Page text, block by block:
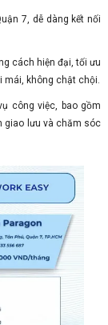
7, dễ dàng kết nối
cách hiện đại, tối ưu
mái, không chật chội.
công việc, bao gồm
giao lưu và chăm sóc